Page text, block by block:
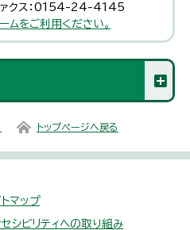
クス：0154-24-4145
ムをご利用ください。
トップページへ戻る
トマップ
セシビリティへの取り組み